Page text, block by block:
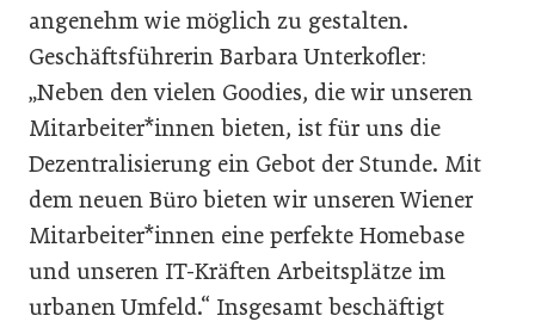
angenehm wie möglich zu gestalten.
Geschäftsführerin Barbara Unterkofler:
„Neben den vielen Goodies, die wir unseren
Mitarbeiter*innen bieten, ist für uns die
Dezentralisierung ein Gebot der Stunde. Mit
dem neuen Büro bieten wir unseren Wiener
Mitarbeiter*innen eine perfekte Homebase
und unseren IT-Kräften Arbeitsplätze im
urbanen Umfeld.“ Insgesamt beschäftigt